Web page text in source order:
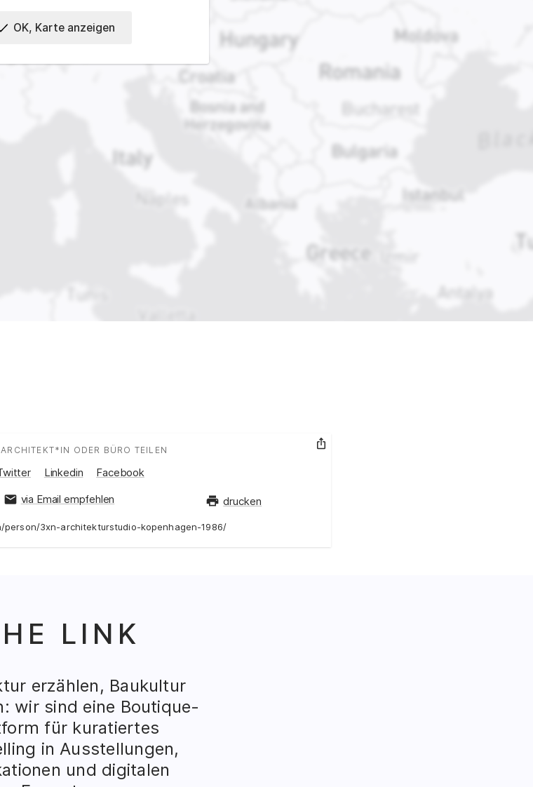
OK, Karte anzeigen
ODER BÜRO TEILEN
Auf Social Media teilen:
Linkedin Facebook
via Email empfehlen drucken
person/3xn-architekturstudio-kopenhagen-1986/
T
HE LINK
erzählen, Baukultur
wir sind eine Boutique-
für kuratiertes
in Ausstellungen,
und digitalen